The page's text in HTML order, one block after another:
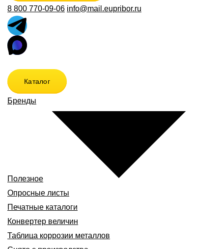
8 800 770-09-06 info@mail.eupribor.ru
Каталог
Бренды
Полезное
Опросные листы
Печатные каталоги
Конвертер величин
Таблица коррозии металлов